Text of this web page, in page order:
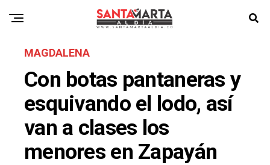
MAGDALENA
Con botas pantaneras y
esquivando el lodo, así
van a clases los
menores en Zapayán